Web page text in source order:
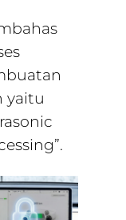
yaitu